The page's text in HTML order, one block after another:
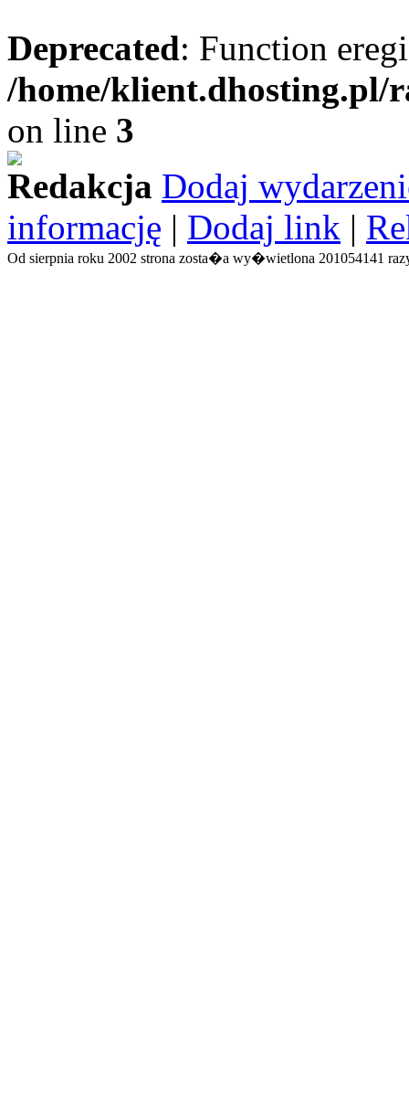
Deprecated: Function
/home/
on line 3
Redakcja Dodaj
informację | Dodaj link |
Od sierpnia roku 2002 strona zosta�a wy�wietlona 201054141